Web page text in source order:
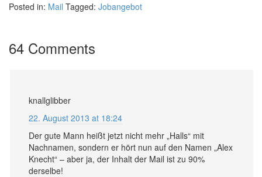
Posted in: Mail Tagged: Jobangebot
64 Comments
knallglibber
22. August 2013 at 18:24
Der gute Mann heißt jetzt nicht mehr „Halls“ mit
Nachnamen, sondern er hört nun auf den Namen „Alex
Knecht“ – aber ja, der Inhalt der Mail ist zu 90%
derselbe!